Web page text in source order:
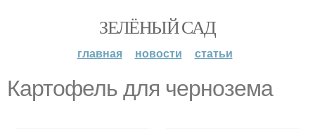
ЗЕЛЁНЫЙ САД
главная новости статьи
Картофель для чернозема